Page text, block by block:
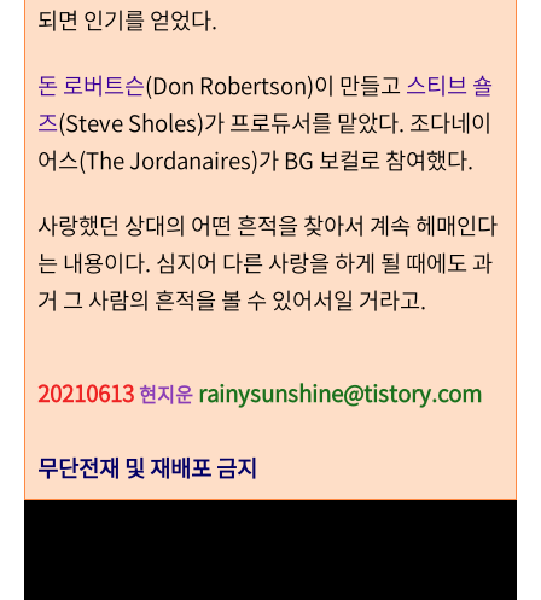
되면 인기를 얻었다.
돈 로버트슨(Don Robertson)이 만들고 스티브 숄
즈(Steve Sholes)가 프로듀서를 맡았다. 조다네이
어스(The Jordanaires)가 BG 보컬로 참여했다.
사랑했던 상대의 어떤 흔적을 찾아서 계속 헤매인다
는 내용이다. 심지어 다른 사랑을 하게 될 때에도 과
거 그 사람의 흔적을 볼 수 있어서일 거라고.
20210613 현지운 rainysunshine@tistory.com
무단전재 및 재배포 금지